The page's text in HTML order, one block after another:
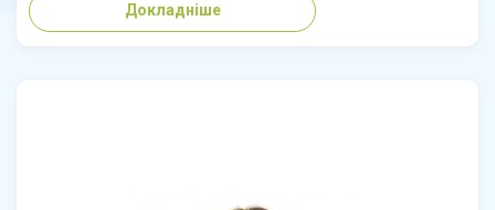
Докладніше